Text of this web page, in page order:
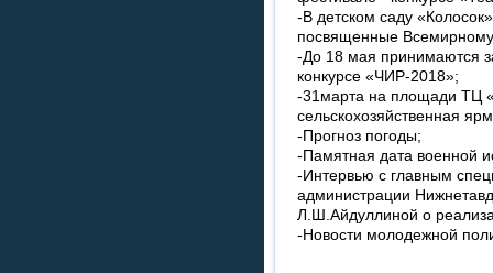
-В детском саду
посвященные
-До 18 мая принимаются
конкурсе «ЧИР-2018»;
-31марта на площади ТЦ
сельскохозяйственная
-Прогноз погоды;
-Памятная дата военной
-Интервью с главным
администрации
Л.Ш.Айдуллиной о
-Новости молодежной